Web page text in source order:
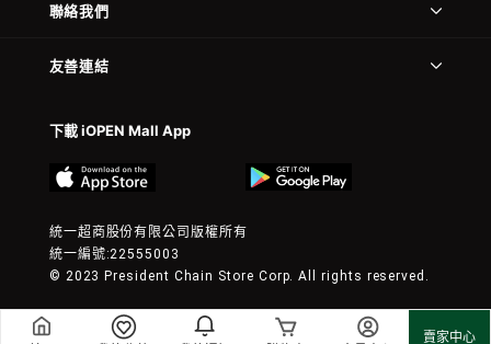
賣家中心
聯絡我們
友善連結
下載 iOPEN Mall App
統一超商股份有限公司版權所有
統一編號:22555003
© 2023 President Chain Store Corp. All rights reserved.